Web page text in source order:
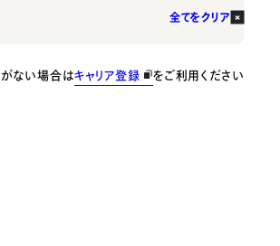
全てをクリア
ない場合はキャリア登録 をご利用ください